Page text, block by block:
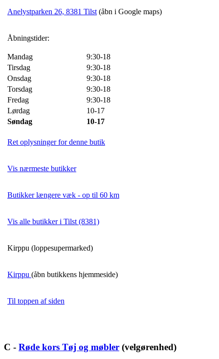
Anelystparken 26, 8381 Tilst (åbn i Google maps)
Åbningstider:
Mandag
9:30-18
Tirsdag
9:30-18
Onsdag
9:30-18
Torsdag
9:30-18
Fredag
9:30-18
Lørdag
10-17
Søndag
10-17
Ret oplysninger for denne butik
Vis nærmeste butikker
Butikker længere væk - op til 60 km
Vis alle butikker i Tilst (8381)
Kirppu (loppesupermarked)
Kirppu (åbn butikkens hjemmeside)
Til toppen af siden
C - Røde kors Tøj og møbler (velgørenhed)